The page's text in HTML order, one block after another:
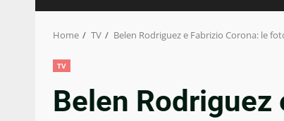
Home TV Belen Rodriguez e Fabrizio Corona: le
TV
Belen Rodriguez